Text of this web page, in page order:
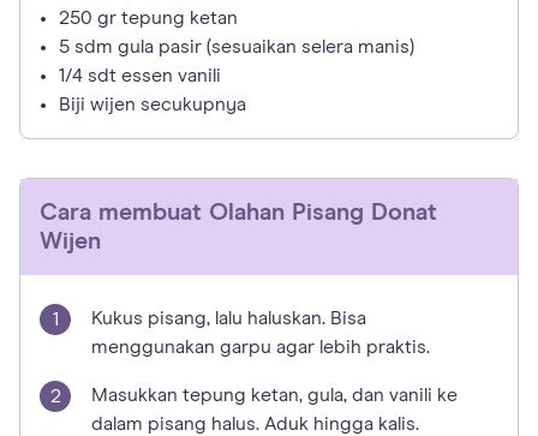
250 gr tepung ketan
5 sdm gula pasir (sesuaikan selera manis)
1/4 sdt essen vanili
Biji wijen secukupnya
Cara membuat Olahan Pisang Donat
Wijen
Kukus pisang, lalu haluskan. Bisa
menggunakan garpu agar lebih praktis.
Masukkan tepung ketan, gula, dan vanili ke
dalam pisang halus. Aduk hingga kalis.